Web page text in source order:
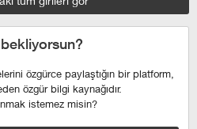
özgürce paylaştığın bir platform,
özgür bilgi kaynağıdır.
istemez misin?